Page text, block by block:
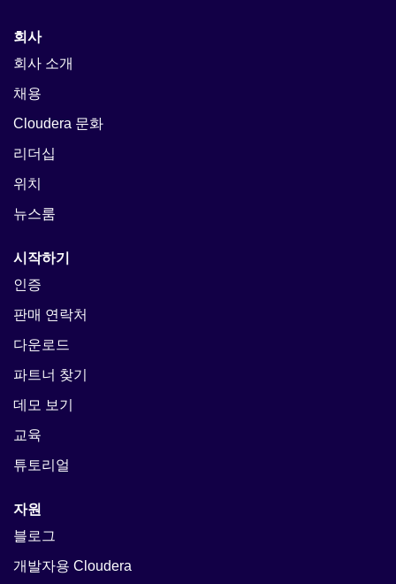
회사
회사 소개
채용
Cloudera 문화
리더십
위치
뉴스룸
시작하기
인증
판매 연락처
다운로드
파트너 찾기
데모 보기
교육
튜토리얼
자원
블로그
개발자용 Cloudera